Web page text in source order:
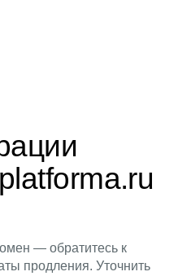
— обратитесь к
продления. Уточнить